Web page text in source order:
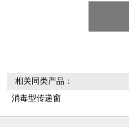
相关同类产品：
消毒型传递窗